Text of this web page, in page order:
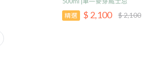
精選 $ 2,100 $ 2,100